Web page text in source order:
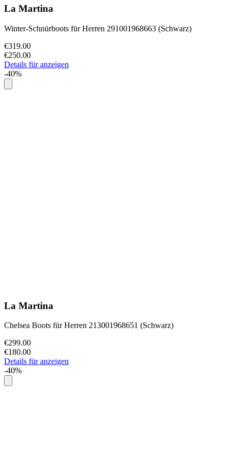
La Martina
Winter-Schnürboots für Herren 291001968663 (Schwarz)
€319.00
€250.00
Details für anzeigen
-40%
La Martina
Chelsea Boots für Herren 213001968651 (Schwarz)
€299.00
€180.00
Details für anzeigen
-40%